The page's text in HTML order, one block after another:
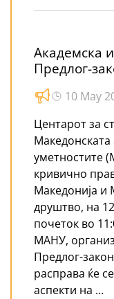
Академска
Предлог-
10 May
Центарот за
Македонската
уметностите
кривично
Македонија и
друштво, на
почеток во
МАНУ,
Предлог-
расправа ќе
аспекти на …